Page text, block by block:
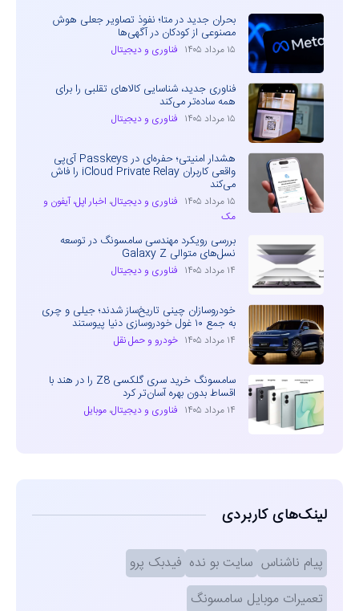
بحران جدید در متا؛ نفوذ تصاویر جعلی هوش
مصنوعی از کودکان در آگهی‌ها
۱۵ مرداد ۱۴۰۵ فناوری و دیجیتال
فناوری جدید، شناسایی کالاهای تقلبی را برای
همه ساده‌تر می‌کند
۱۵ مرداد ۱۴۰۵ فناوری و دیجیتال
هشدار امنیتی؛ حفره‌ای در Passkeys آی‌پی
واقعی کاربران iCloud Private Relay را فاش
می‌کند
۱۵ مرداد ۱۴۰۵ فناوری و دیجیتال، اخبار اپل، آیفون و
مک
بررسی رویکرد مهندسی سامسونگ در توسعه
نسل‌های متوالی Galaxy Z
۱۴ مرداد ۱۴۰۵ فناوری و دیجیتال
خودروسازان چینی تاریخ‌ساز شدند؛ جیلی و چری
به جمع ۱۰ غول خودروسازی دنیا پیوستند
۱۴ مرداد ۱۴۰۵ خودرو و حمل نقل
سامسونگ خرید سری گلکسی Z8 را در هند با
اقساط بدون بهره آسان‌تر کرد
۱۴ مرداد ۱۴۰۵ فناوری و دیجیتال، موبایل
لینک‌های کاربردی
پیام ناشناس سایت بو نده فیدبک پرو
تعمیرات موبایل سامسونگ